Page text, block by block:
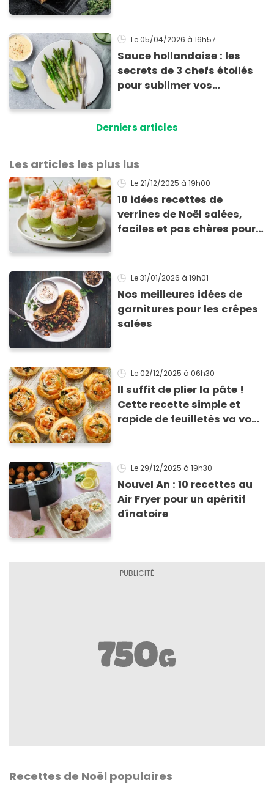
Le 05/04/2026 à 16h57
Sauce hollandaise : les
secrets de 3 chefs étoilés
pour sublimer vos
Derniers articles
Les articles les plus lus
Le 21/12/2025 à 19h00
10 idées recettes de
verrines de Noël salées,
faciles et pas chères pour
Le 31/01/2026 à 19h01
Nos meilleures idées de
garnitures pour les crêpes
salées
Le 02/12/2025 à 06h30
Il suffit de plier la pâte !
Cette recette simple et
rapide de feuilletés va vous
Le 29/12/2025 à 19h30
Nouvel An : 10 recettes au
Air Fryer pour un apéritif
dînatoire
Recettes de Noël populaires